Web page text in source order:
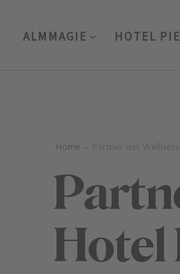
ALMMAGIE HOTEL
Home